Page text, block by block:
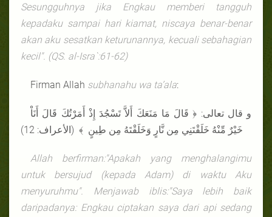
Sesungguhnya jika Engkau memberi tangguh
kepadaku sampai hari kiamat, niscaya benar-benar
akan aku sesatkan keturunannya, kecuali sebahagian
kecil". (QS. al-Isra`:61-62)
Firman Allah subhanahu wa ta’ala:
و قال تعالى: ﴿ قَالَ مَا مَنَعَكَ أَلاَّ تَسْجُدَ إِذْ أَمَرْتُكَ قَالَ أَنَاْ
خَيْرٌ مِّنْهُ خَلَقْتَنِي مِن نَّارٍ وَخَلَقْتَهُ مِن طِينٍ ﴾ (الأعراف: 12)
Allah berfirman:"Apakah yang menghalangimu
untuk bersujud (kepada Adam) di waktu Aku
menyuruhmu". Menjawab iblis:"Saya lebih baik
daripadanya: Engkau ciptakan saya dari api sedang